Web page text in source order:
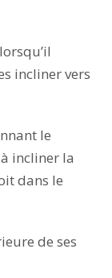
incliner vers
le
incliner la
dans le
de ses